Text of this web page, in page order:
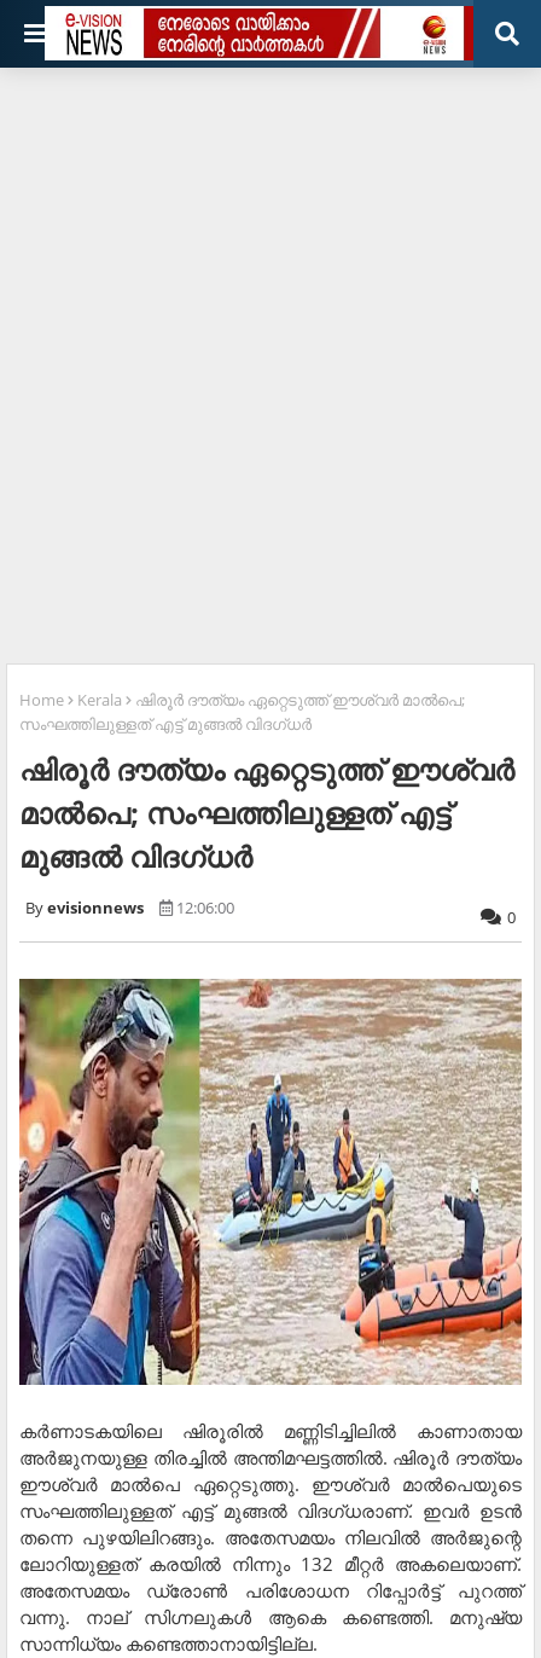
Home Kerala
ഷിരൂർ ദൗത്യം ഏറ്റെടുത്ത് ഈശ്വർ മാൽപെ;
സംഘത്തിലുള്ളത് എട്ട് മുങ്ങൽ വിദഗ്ധർ
ഷിരൂർ ദൗത്യം ഏറ്റെടുത്ത് ഈശ്വർ
മാൽപെ; സംഘത്തിലുള്ളത് എട്ട്
മുങ്ങൽ വിദഗ്ധർ
evisionnews 12:06:00 0
കർണാടകയിലെ ഷിരൂരിൽ മണ്ണിടിച്ചിലിൽ കാണാതായ
അർജുനയുള്ള തിരച്ചിൽ അന്തിമഘട്ടത്തിൽ. ഷിരൂർ ദൗത്യം
ഈശ്വർ മാൽപെ ഏറ്റെടുത്തു. ഈശ്വർ മാൽപെയുടെ
സംഘത്തിലുള്ളത് എട്ട് മുങ്ങൽ വിദഗ്ധരാണ്. ഇവർ ഉടൻ
തന്നെ പുഴയിലിറങ്ങും. അതേസമയം നിലവിൽ അർജുന്റെ
ലോറിയുള്ളത് കരയിൽ നിന്നും 132 മീറ്റർ അകലെയാണ്.
അതേസമയം ഡ്രോൺ പരിശോധന റിപ്പോർട്ട് പുറത്ത്
വന്നു. നാല് സിഗ്നലുകൾ ആകെ കണ്ടെത്തി. മനുഷ്യ
സാന്നിധ്യം കണ്ടെത്താനായിട്ടില്ല.